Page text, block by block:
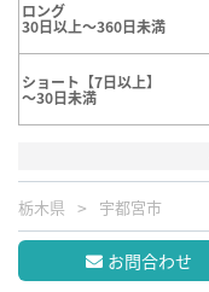
ロング
30日以上～360日未満
ショート【7日以上】
～30日未満
栃木県 宇都宮市
お問合わせ